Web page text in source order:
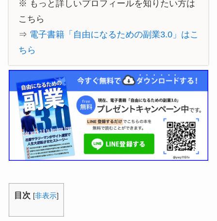
※ もっと詳しいプロフィールを知りたい方は
こちら
⇒ 電子書籍「自由になるための副業3.0」はこ
ちら
目次 [非表示]